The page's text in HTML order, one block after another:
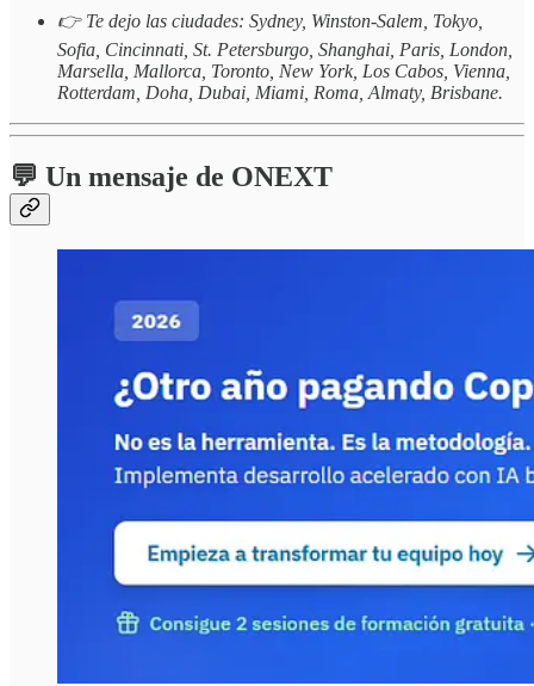
👉 Te dejo las ciudades: Sydney, Winston-Salem, Tokyo,
Sofia, Cincinnati, St. Petersburgo, Shanghai, Paris, London,
Marsella, Mallorca, Toronto, New York, Los Cabos, Vienna,
Rotterdam, Doha, Dubai, Miami, Roma, Almaty, Brisbane.
💬 Un mensaje de ONEXT